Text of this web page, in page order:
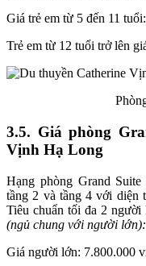
Giá trẻ em từ 5 đến 11
Trẻ em từ 12 tuổi trở lên
3.5. Giá phòng
Vịnh Hạ Long
Hạng phòng Grand
tầng 2 và tầng 4 với diện
Tiêu chuẩn tối đa 2
(ngủ chung với người lớn):
Giá người lớn: 7.800.000